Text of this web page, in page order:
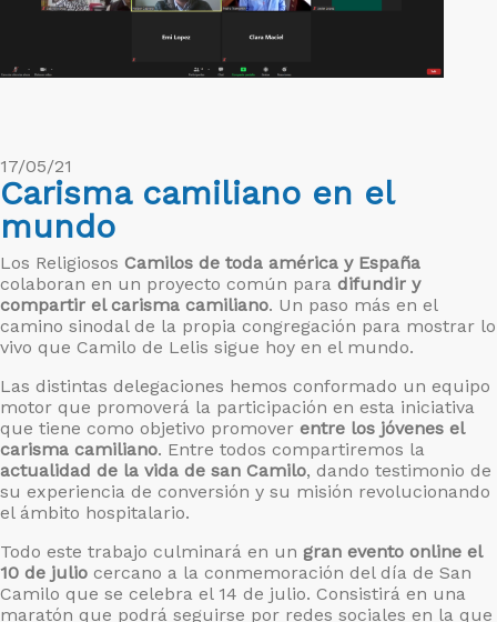
17/05/21
Carisma camiliano en el
mundo
Los Religiosos Camilos de toda américa y España
colaboran en un proyecto común para difundir y
compartir el carisma camiliano. Un paso más en el
camino sinodal de la propia congregación para mostrar lo
vivo que Camilo de Lelis sigue hoy en el mundo.
Las distintas delegaciones hemos conformado un equipo
motor que promoverá la participación en esta iniciativa
que tiene como objetivo promover entre los jóvenes el
carisma camiliano. Entre todos compartiremos la
actualidad de la vida de san Camilo, dando testimonio de
su experiencia de conversión y su misión revolucionando
el ámbito hospitalario.
Todo este trabajo culminará en un gran evento online el
10 de julio cercano a la conmemoración del día de San
Camilo que se celebra el 14 de julio. Consistirá en una
maratón que podrá seguirse por redes sociales en la que